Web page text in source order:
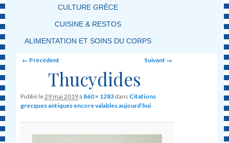
CULTURE GRÈCE
CUISINE & RESTOS
ALIMENTATION ET SOINS DU CORPS
Image navigation
← Précédent Suivant →
Thucydides
Publié le29 mai 2019à 860 × 1283 dans Citations
grecques antiques encore valables aujourd’hui